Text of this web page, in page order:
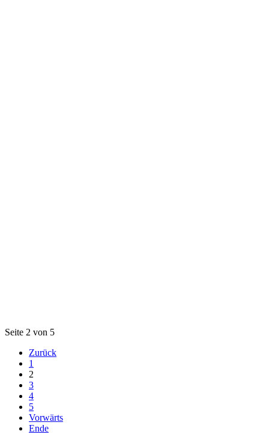
Seite 2 von 5
Zurück
1
2
3
4
5
Vorwärts
Ende